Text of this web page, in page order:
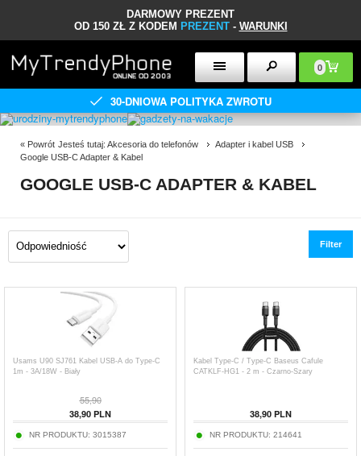
DARMOWY PREZENT
OD 150 ZŁ Z KODEM PREZENT- WARUNKI
0
30-DNIOWA POLITYKA ZWROTU
« Powrót Jesteś tutaj: Akcesoria do telefonów
Adapter i kabel USB
Google USB-C Adapter & Kabel
GOOGLE USB-C ADAPTER & KABEL
Filter
Usams U90 SJ761 Kabel USB-A do Type-C
1m - 3A/18W - Biały
55,90
38,90 PLN
NR PRODUKTU: 3015387
Kabel Type-C / Type-C Baseus Cafule
CATKLF-HG1 - 2 m - Czarno-Szary
38,90 PLN
NR PRODUKTU: 214641